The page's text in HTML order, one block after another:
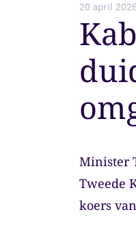
20 april 2026
Minister
Tweede
koers